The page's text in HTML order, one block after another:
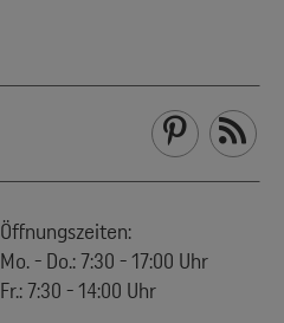
Öffnungszeiten:
Mo. - Do.: 7:30 - 17:00 Uhr
Fr.: 7:30 - 14:00 Uhr